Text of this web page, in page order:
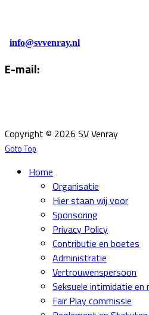
info@svvenray.nl
E-mail:
Copyright © 2026 SV Venray
Goto Top
Home
Organisatie
Hier staan wij voor
Sponsoring
Privacy Policy
Contributie en boetes
Administratie
Vertrouwenspersoon
Seksuele intimidatie en
Fair Play commissie